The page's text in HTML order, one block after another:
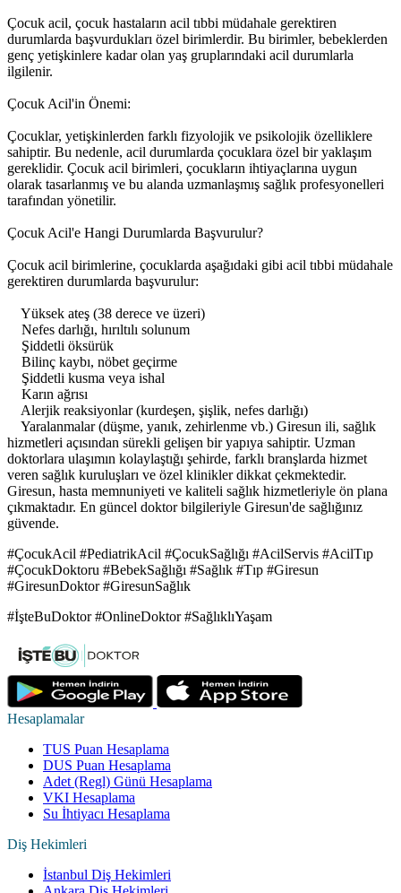
Çocuk acil, çocuk hastaların acil tıbbi müdahale gerektiren
durumlarda başvurdukları özel birimlerdir. Bu birimler, bebeklerden
genç yetişkinlere kadar olan yaş gruplarındaki acil durumlarla
ilgilenir.
Çocuk Acil'in Önemi:
Çocuklar, yetişkinlerden farklı fizyolojik ve psikolojik özelliklere
sahiptir. Bu nedenle, acil durumlarda çocuklara özel bir yaklaşım
gereklidir. Çocuk acil birimleri, çocukların ihtiyaçlarına uygun
olarak tasarlanmış ve bu alanda uzmanlaşmış sağlık profesyonelleri
tarafından yönetilir.
Çocuk Acil'e Hangi Durumlarda Başvurulur?
Çocuk acil birimlerine, çocuklarda aşağıdaki gibi acil tıbbi müdahale
gerektiren durumlarda başvurulur:
Yüksek ateş (38 derece ve üzeri)
Nefes darlığı, hırıltılı solunum
Şiddetli öksürük
Bilinç kaybı, nöbet geçirme
Şiddetli kusma veya ishal
Karın ağrısı
Alerjik reaksiyonlar (kurdeşen, şişlik, nefes darlığı)
Yaralanmalar (düşme, yanık, zehirlenme vb.) Giresun ili, sağlık
hizmetleri açısından sürekli gelişen bir yapıya sahiptir. Uzman
doktorlara ulaşımın kolaylaştığı şehirde, farklı branşlarda hizmet
veren sağlık kuruluşları ve özel klinikler dikkat çekmektedir.
Giresun, hasta memnuniyeti ve kaliteli sağlık hizmetleriyle ön plana
çıkmaktadır. En güncel doktor bilgileriyle Giresun'de sağlığınız
güvende.
#ÇocukAcil #PediatrikAcil #ÇocukSağlığı #AcilServis #AcilTıp
#ÇocukDoktoru #BebekSağlığı #Sağlık #Tıp #Giresun
#GiresunDoktor #GiresunSağlık
#İşteBuDoktor #OnlineDoktor #SağlıklıYaşam
Hesaplamalar
TUS Puan Hesaplama
DUS Puan Hesaplama
Adet (Regl) Günü Hesaplama
VKI Hesaplama
Su İhtiyacı Hesaplama
Diş Hekimleri
İstanbul Diş Hekimleri